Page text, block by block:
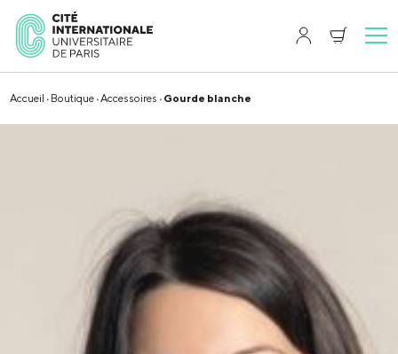
Accueil · Boutique ·Accessoires · Gourde blanche